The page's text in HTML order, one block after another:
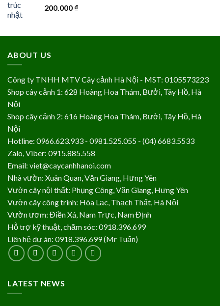
200.000 ₫
ABOUT US
Công ty TNHH MTV Cây cảnh Hà Nội - MST: 0105573223
Shop cây cảnh 1: 628 Hoàng Hoa Thám, Bưởi, Tây Hồ, Hà
Nội
Shop cây cảnh 2: 616 Hoàng Hoa Thám, Bưởi, Tây Hồ, Hà
Nội
Hotline: 0966.623.933 - 0981.525.055 - (04) 6683.5533
Zalo, Viber: 0915.885.558
Email: viet@caycanhhanoi.com
Nhà vườn: Xuân Quan, Văn Giang, Hưng Yên
Vườn cây nội thất: Phụng Công, Văn Giang, Hưng Yên
Vườn cây công trình: Hòa Lạc, Thạch Thất, Hà Nội
Vườn ươm: Điền Xá, Nam Trực, Nam Định
Hỗ trợ kỹ thuật, chăm sóc: 0918.396.699
Liên hệ dự án: 0918.396.699 (Mr Tuấn)
LATEST NEWS